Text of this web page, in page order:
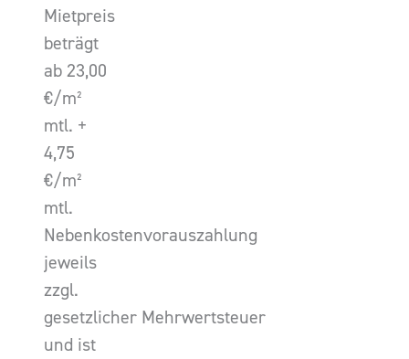
Mietpreis
beträgt
ab 23,00
€/m²
mtl. +
4,75
€/m²
mtl.
Nebenkostenvorauszahlung
jeweils
zzgl.
gesetzlicher Mehrwertsteuer
und ist